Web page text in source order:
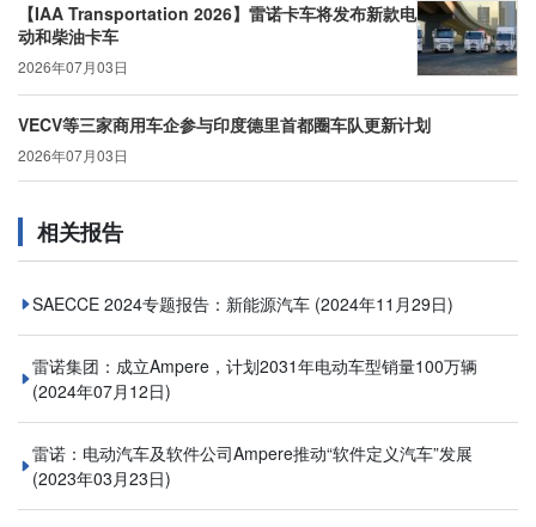
【IAA Transportation 2026】雷诺卡车将发布新款电
动和柴油卡车
2026年07月03日
VECV等三家商用车企参与印度德里首都圈车队更新计划
2026年07月03日
相关报告
SAECCE 2024专题报告：新能源汽车 (2024年11月29日)
雷诺集团：成立Ampere，计划2031年电动车型销量100万辆
(2024年07月12日)
雷诺：电动汽车及软件公司Ampere推动“软件定义汽车”发展
(2023年03月23日)